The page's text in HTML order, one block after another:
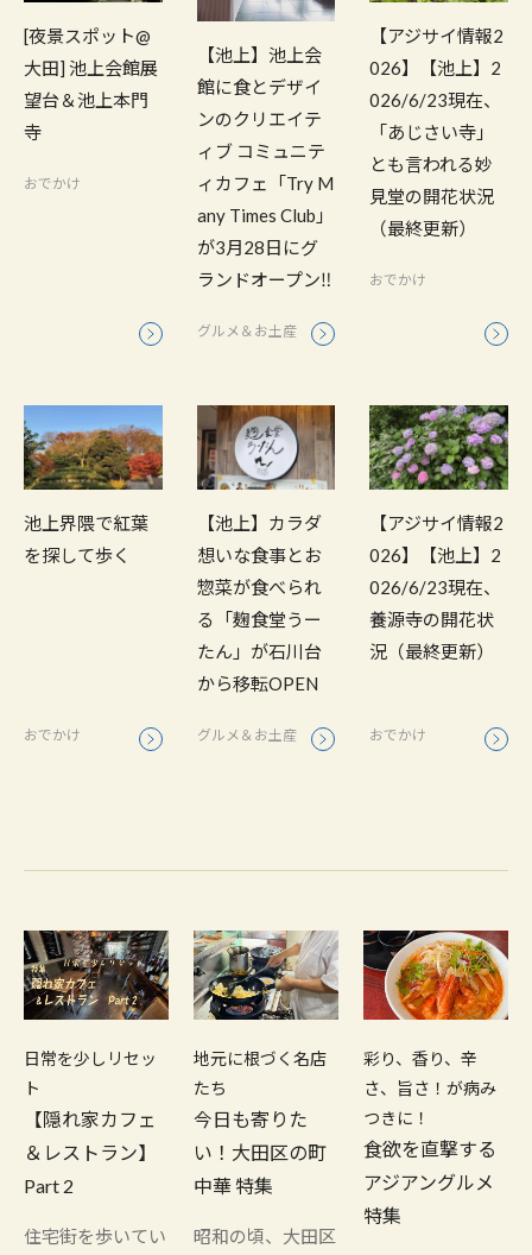
[夜景スポット@
大田] 池上会館展
望台＆池上本門
寺
おでかけ
【池上】池上会
館に食とデザイ
ンのクリエイテ
ィブ コミュニテ
ィカフェ「Try M
any Times Club」
が3月28日にグ
ランドオープン‼
グルメ＆お土産
【アジサイ情報2
026】【池上】2
026/6/23現在、
「あじさい寺」
とも言われる妙
見堂の開花状況
（最終更新）
おでかけ
池上界隈で紅葉
を探して歩く
おでかけ
【池上】カラダ
想いな食事とお
惣菜が食べられ
る「麹食堂うー
たん」が石川台
から移転OPEN
グルメ＆お土産
【アジサイ情報2
026】【池上】2
026/6/23現在、
養源寺の開花状
況（最終更新）
おでかけ
日常を少しリセッ
ト
【隠れ家カフェ
＆レストラン】
Part 2
住宅街を歩いてい
地元に根づく名店
たち
今日も寄りた
い！大田区の町
中華 特集
昭和の頃、大田区
彩り、香り、辛
さ、旨さ！が病み
つきに！
食欲を直撃する
アジアングルメ
特集